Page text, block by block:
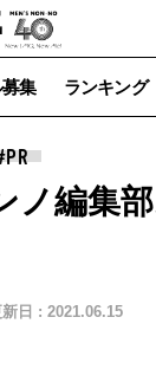
集 ランキング
ノ編集
日 : 2021.06.15